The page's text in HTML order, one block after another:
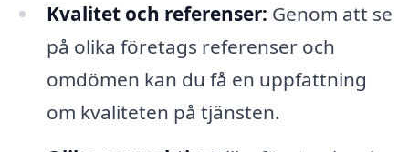
Kvalitet och referenser: Genom att se
på olika företags referenser och
omdömen kan du få en uppfattning
om kvaliteten på tjänsten.